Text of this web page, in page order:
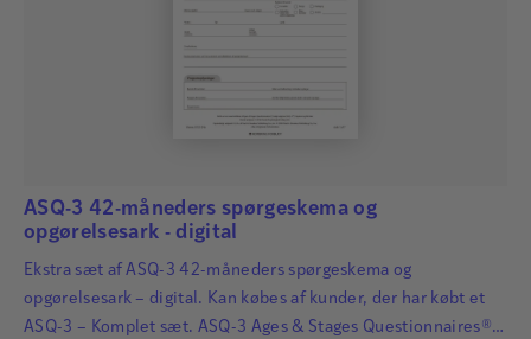
ASQ-3 42-måneders spørgeskema og
opgørelsesark - digital
Ekstra sæt af ASQ-3 42-måneders spørgeskema og
opgørelsesark – digital. Kan købes af kunder, der har købt et
ASQ-3 – Komplet sæt. ASQ-3 Ages & Stages Questionnaires®